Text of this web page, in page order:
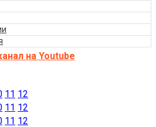
на Youtube
11 12
11 12
11 12